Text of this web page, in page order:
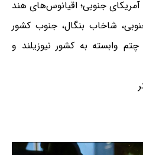
آمریکای جنوبی؛ اقیانوس‌های هند
شاخاب بنگال، جنوب کشور
چتم وابسته به کشور نیوزیلند و